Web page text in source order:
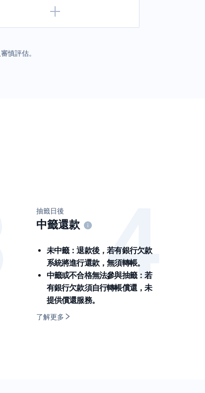
慎評估。
抽籤日後
中籤還款
未中籤：退款後，若有銀行欠款
系統將進行還款，無須轉帳。
中籤或不合格無法參與抽籤：若
有銀行欠款須自行轉帳償還，未
提供償還服務。
了解更多